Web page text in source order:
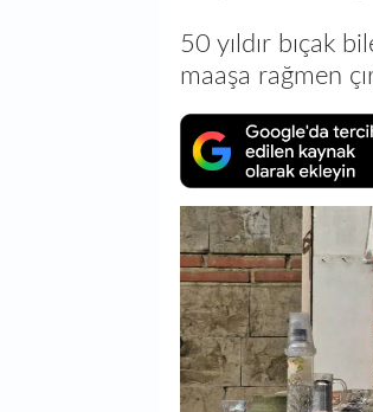
50 yıldır bıçak
maaşa rağmen